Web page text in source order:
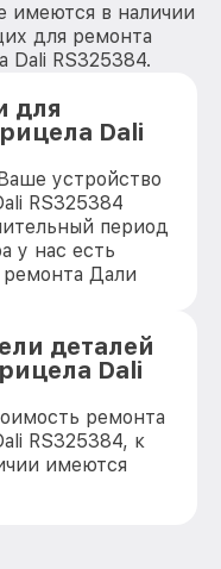
имеются в наличии
для ремонта
Dali RS325384.
для
Dali
устройство
RS325384
период
у нас есть
ремонта Дали
деталей
Dali
ремонта
RS325384, к
имеются